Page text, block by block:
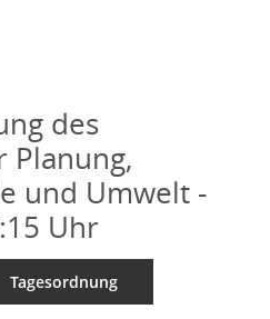
des
Planung,
und Umwelt -
Uhr
Tagesordnung